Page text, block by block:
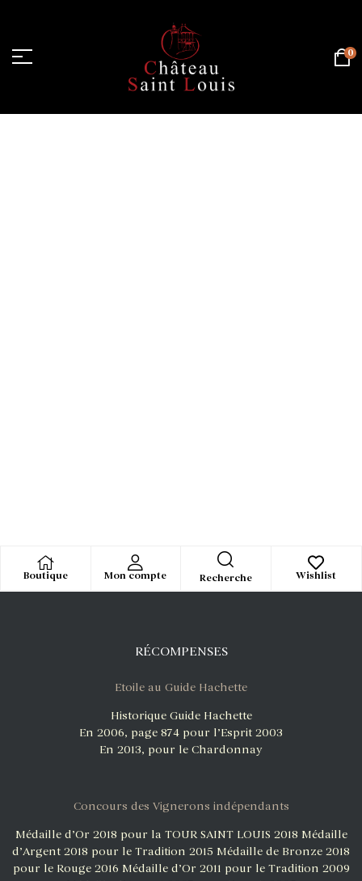
0
Page d'accueil / Cart
Boutique Mon compte Recherche Wishlist
RÉCOMPENSES
Etoile au Guide Hachette
Historique Guide Hachette
En 2006, page 874 pour l’Esprit 2003
En 2013, pour le Chardonnay
Concours des Vignerons indépendants
Médaille d’Or 2018 pour la TOUR SAINT LOUIS 2018 Médaille
d’Argent 2018 pour le Tradition 2015 Médaille de Bronze 2018
pour le Rouge 2016 Médaille d’Or 2011 pour le Tradition 2009